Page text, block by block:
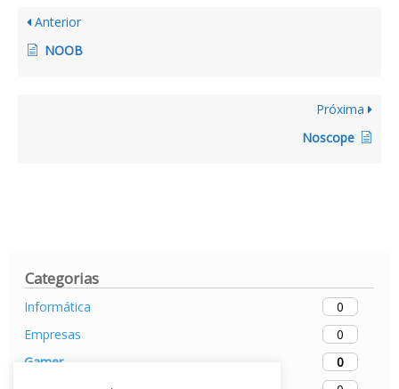
Categorias
Informática
0
Empresas
0
Gamer
0
Anterior
NOOB
Próxima
Noscope